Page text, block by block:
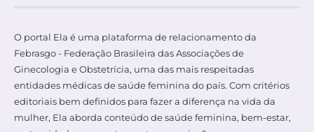
O portal Ela é uma plataforma de relacionamento da
Febrasgo - Federação Brasileira das Associações de
Ginecologia e Obstetrícia, uma das mais respeitadas
entidades médicas de saúde feminina do país. Com critérios
editoriais bem definidos para fazer a diferença na vida da
mulher, Ela aborda conteúdo de saúde feminina, bem-estar,